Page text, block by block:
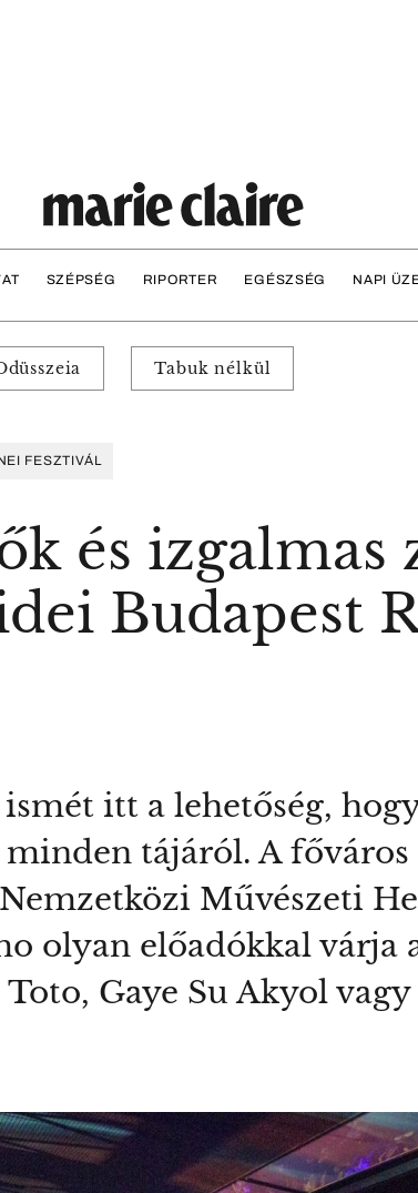
SZÉPSÉG RIPORTER EGÉSZSÉG NAPI
Tabuk nélkül
FESZTIVÁL
és izgalmas
Budapest
itt a lehetőség,
tájáról. A
Művészeti
olyan előadókkal várja
Gaye Su Akyol